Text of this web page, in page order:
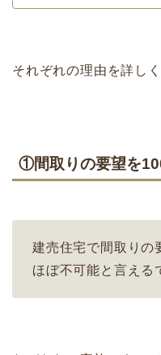
それぞれの理由を詳し
①間取りの要望を
建売住宅で間取りの
ほぼ不可能と言える